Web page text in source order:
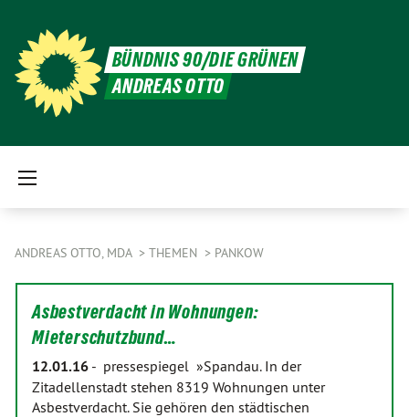
BÜNDNIS 90/DIE GRÜNEN
ANDREAS OTTO
ANDREAS OTTO, MDA THEMEN PANKOW
Asbestverdacht in Wohnungen:
Mieterschutzbund…
12.01.16 - pressespiegel »Spandau. In der
Zitadellenstadt stehen 8319 Wohnungen unter
Asbestverdacht. Sie gehören den städtischen